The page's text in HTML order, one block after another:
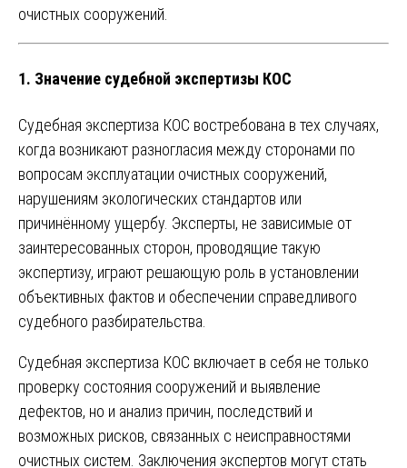
очистных сооружений.
1. Значение судебной экспертизы КОС
Судебная экспертиза КОС востребована в тех случаях,
когда возникают разногласия между сторонами по
вопросам эксплуатации очистных сооружений,
нарушениям экологических стандартов или
причинённому ущербу. Эксперты, не зависимые от
заинтересованных сторон, проводящие такую
экспертизу, играют решающую роль в установлении
объективных фактов и обеспечении справедливого
судебного разбирательства.
Судебная экспертиза КОС включает в себя не только
проверку состояния сооружений и выявление
дефектов, но и анализ причин, последствий и
возможных рисков, связанных с неисправностями
очистных систем. Заключения экспертов могут стать